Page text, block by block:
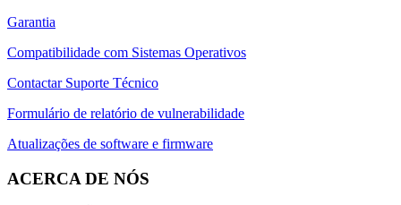
Garantia
Compatibilidade com Sistemas Operativos
Contactar Suporte Técnico
Formulário de relatório de vulnerabilidade
Atualizações de software e firmware
ACERCA DE NÓS